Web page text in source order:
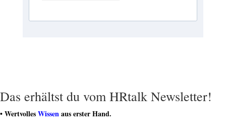
Das erhältst du vom HRtalk Newsletter!
• WertvollesWissenaus erster Hand.